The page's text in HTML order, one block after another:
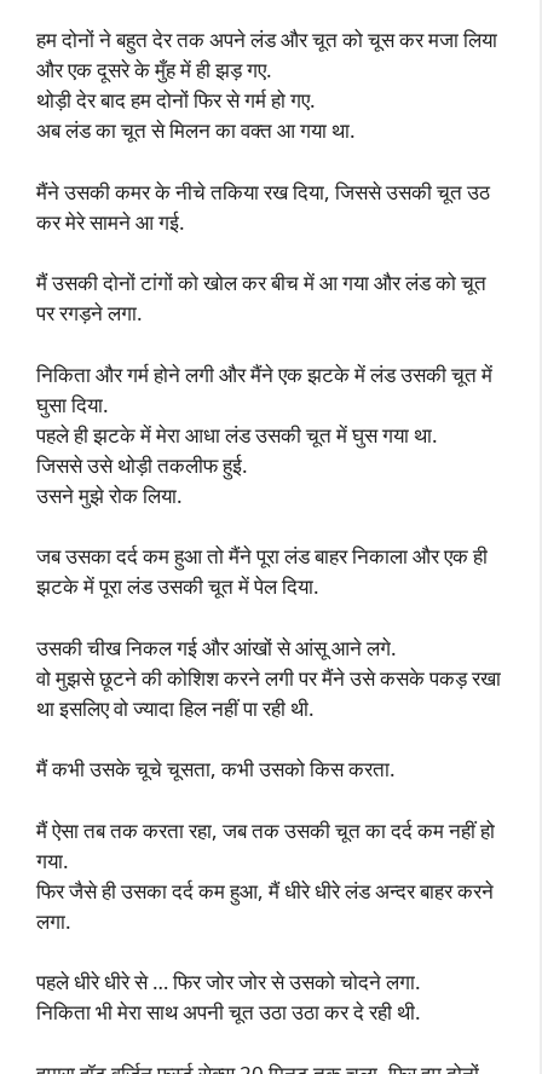
हम दोनों ने बहुत देर तक अपने लंड और चूत को चूस कर मजा लिया
और एक दूसरे के मुँह में ही झड़ गए.
थोड़ी देर बाद हम दोनों फिर से गर्म हो गए.
अब लंड का चूत से मिलन का वक्त आ गया था.
मैंने उसकी कमर के नीचे तकिया रख दिया, जिससे उसकी चूत उठ
कर मेरे सामने आ गई.
मैं उसकी दोनों टांगों को खोल कर बीच में आ गया और लंड को चूत
पर रगड़ने लगा.
निकिता और गर्म होने लगी और मैंने एक झटके में लंड उसकी चूत में
घुसा दिया.
पहले ही झटके में मेरा आधा लंड उसकी चूत में घुस गया था.
जिससे उसे थोड़ी तकलीफ हुई.
उसने मुझे रोक लिया.
जब उसका दर्द कम हुआ तो मैंने पूरा लंड बाहर निकाला और एक ही
झटके में पूरा लंड उसकी चूत में पेल दिया.
उसकी चीख निकल गई और आंखों से आंसू आने लगे.
वो मुझसे छूटने की कोशिश करने लगी पर मैंने उसे कसके पकड़ रखा
था इसलिए वो ज्यादा हिल नहीं पा रही थी.
मैं कभी उसके चूचे चूसता, कभी उसको किस करता.
मैं ऐसा तब तक करता रहा, जब तक उसकी चूत का दर्द कम नहीं हो
गया.
फिर जैसे ही उसका दर्द कम हुआ, मैं धीरे धीरे लंड अन्दर बाहर करने
लगा.
पहले धीरे धीरे से … फिर जोर जोर से उसको चोदने लगा.
निकिता भी मेरा साथ अपनी चूत उठा उठा कर दे रही थी.